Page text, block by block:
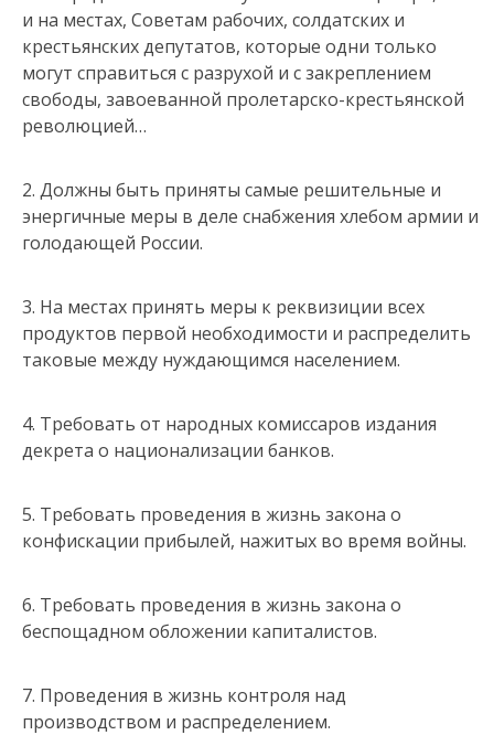
и на местах, Советам рабочих, солдатских и
крестьянских депутатов, которые одни только
могут справиться с разрухой и с закреплением
свободы, завоеванной пролетарско-крестьянской
революцией…
2. Должны быть приняты самые решительные и
энергичные меры в деле снабжения хлебом армии и
голодающей России.
3. На местах принять меры к реквизиции всех
продуктов первой необходимости и распределить
таковые между нуждающимся населением.
4. Требовать от народных комиссаров издания
декрета о национализации банков.
5. Требовать проведения в жизнь закона о
конфискации прибылей, нажитых во время войны.
6. Требовать проведения в жизнь закона о
беспощадном обложении капиталистов.
7. Проведения в жизнь контроля над
производством и распределением.